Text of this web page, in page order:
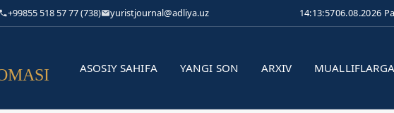
+99855 518 57 77 (738) yuristjournal@adliya.uz 14:13:5706.08.2026
ASOSIY SAHIFA YANGI SON ARXIV MUALLIFLARGA